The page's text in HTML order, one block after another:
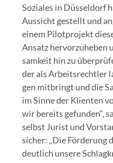
Sozia­les in Düs­sel­dorf
Aus­sicht gestellt und
einem Pilot­pro­jekt
Ansatz her­vor­zu­he­ben
sam­keit hin zu
der als Arbeits­recht­ler
gen mit­bringt und die
im Sin­ne der Kli­en­ten
wir bereits gefun­den“,
selbst Jurist und
sicher: „Die För­de­rung
deut­lich unse­re